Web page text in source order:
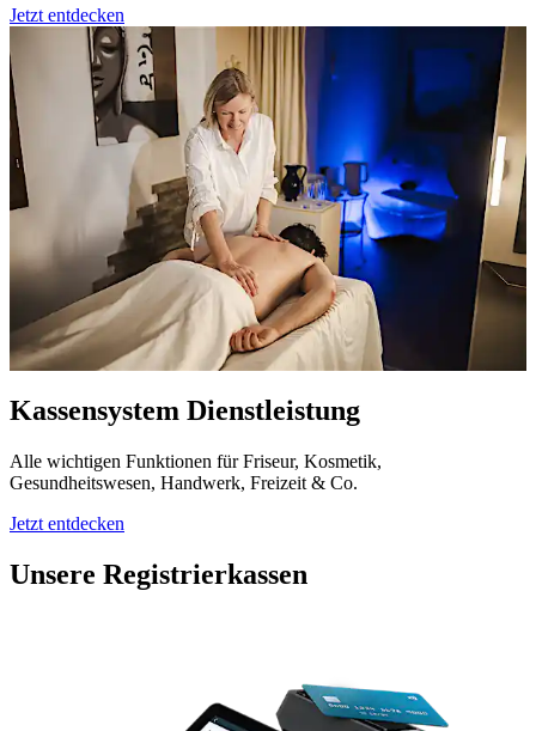
Jetzt entdecken
Kassensystem Dienstleistung
Alle wichtigen Funktionen für Friseur, Kosmetik,
Gesundheitswesen, Handwerk, Freizeit & Co.
Jetzt entdecken
Unsere Registrierkassen